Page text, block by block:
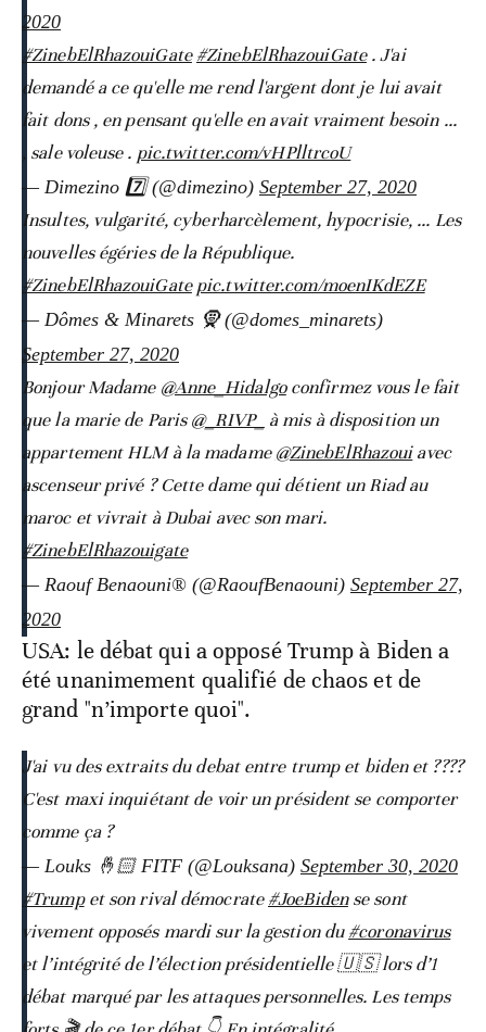
2020
#ZinebElRhazouiGate #ZinebElRhazouiGate. J'ai
demandé a ce qu'elle me rend l'argent dont je lui avait
fait dons , en pensant qu'elle en avait vraiment besoin ...
, sale voleuse . pic.twitter.com/vHPlltrcoU
— Dimezino 7️⃣ (@dimezino) September 27, 2020
Insultes, vulgarité, cyberharcèlement, hypocrisie, ... Les
nouvelles égéries de la République.
#ZinebElRhazouiGate pic.twitter.com/moenIKdEZE
— Dômes & Minarets 🧕 (@domes_minarets)
September 27, 2020
Bonjour Madame @Anne_Hidalgoconfirmez vous le fait
que la marie de Paris@_RIVP_ à mis à disposition un
appartement HLM à la madame@ZinebElRhazouiavec
ascenseur privé ? Cette dame qui détient un Riad au
maroc et vivrait à Dubai avec son mari.
#ZinebElRhazouigate
— Raouf Benaouni® (@RaoufBenaouni) September 27,
2020
USA: le débat qui a opposé Trump à Biden a
été unanimement qualifié de chaos et de
grand "n’importe quoi".
J'ai vu des extraits du debat entre trump et biden et ????
C'est maxi inquiétant de voir un président se comporter
comme ça ?
— Louks 🤞🏻 FITF (@Louksana) September 30, 2020
#Trumpet son rival démocrate#JoeBidense sont
vivement opposés mardi sur la gestion du#coronavirus
et l’intégrité de l’élection présidentielle 🇺🇸 lors d’1
débat marqué par les attaques personnelles. Les temps